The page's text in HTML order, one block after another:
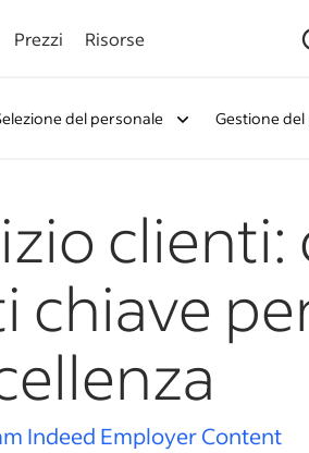
Prezzi Risorse
del personale Gestione
clienti:
chiave
Indeed Employer Content